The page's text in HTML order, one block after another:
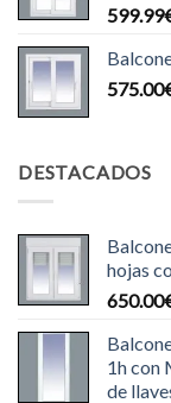
599.99
575.00
DESTACADOS
hojas
650.00
1h con
de